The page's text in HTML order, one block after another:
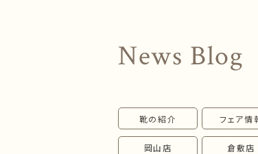
News Blog
靴の紹介 フェア情
岡山店 倉敷店